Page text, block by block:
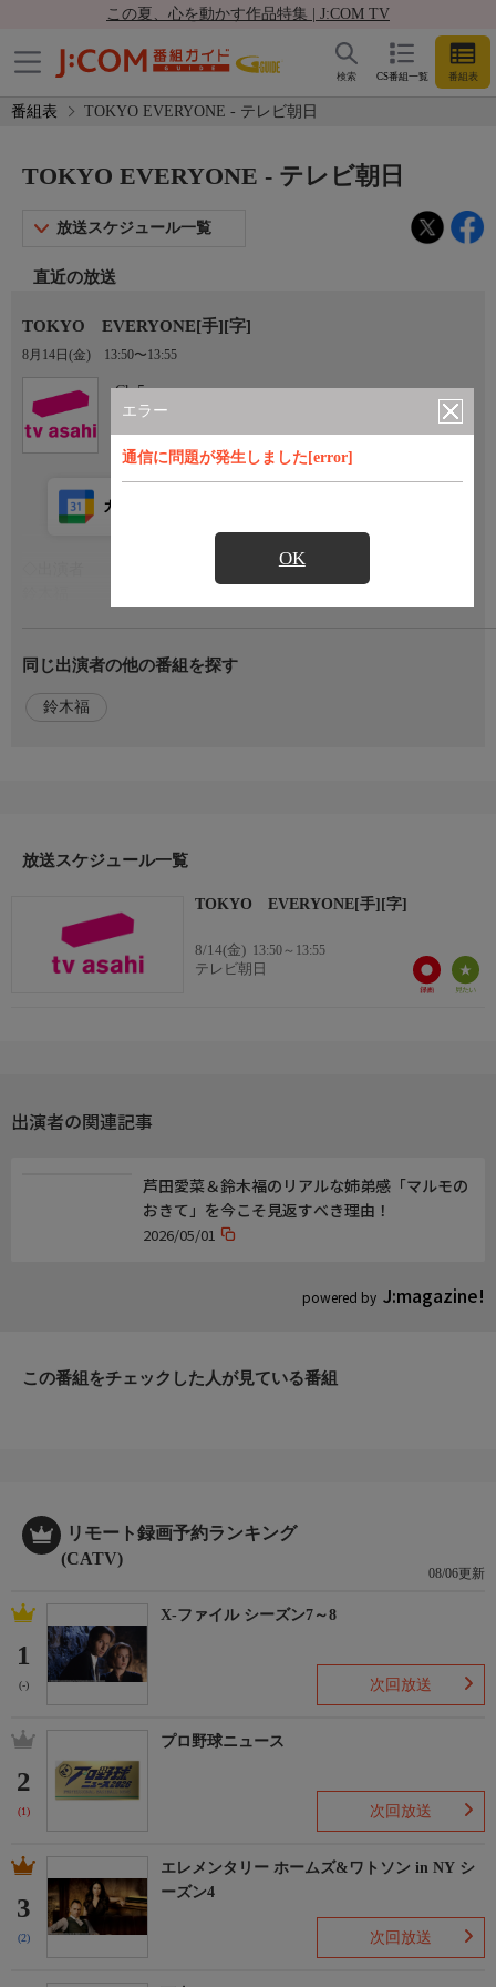
この夏、心を動かす作品特集 | J:COM TV
CS番組一覧 番組表
検索
番組表 TOKYO EVERYONE - テレビ朝日
エラー
通信に問題が発生しました[error]
OK
TOKYO EVERYONE - テレビ朝日
放送スケジュール一覧
直近の放送
TOKYO EVERYONE[手][字]
8月14日(金) 13:50〜13:55
Ch.5
テレビ朝日
カレンダー登録
☆番組HP
https://www.tv-asahi.co.jp/tokyo-everyone/
同じ出演者の他の番組を探す
鈴木福
放送スケジュール一覧
TOKYO EVERYONE[手][字]
8/14(金) 13:50～13:55
テレビ朝日
出演者の関連記事
powered by J:magazine!
芦田愛菜＆鈴木福のリアルな姉弟感「マルモの
おきて」を今こそ見返すべき理由！
2026/05/01
この番組をチェックした人が見ている番組
リモート録画予約ランキング
(CATV)
08/06更新
1
(-)
X-ファイル シーズン7～8
次回放送
2
(1)
プロ野球ニュース
次回放送
3
(2)
エレメンタリー ホームズ&ワトソン in NY シ
ーズン4
次回放送